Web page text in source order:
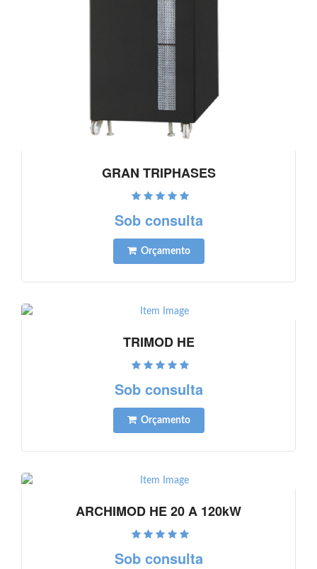
GRAN TRIPHASES
Sob consulta
Orçamento
TRIMOD HE
Sob consulta
Orçamento
ARCHIMOD HE 20 A 120kW
Sob consulta